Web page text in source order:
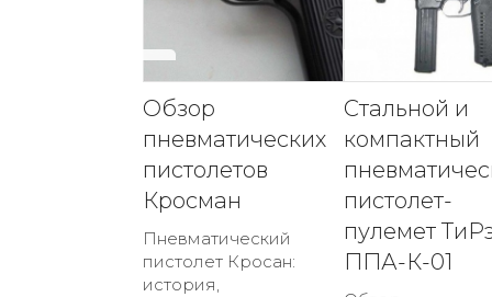
Обзор
пневматических
пистолетов
Кросман
Пневматический
пистолет Кросан:
история,
Стальной и
компактный
пистолет-
пулемет
ППА-К-01